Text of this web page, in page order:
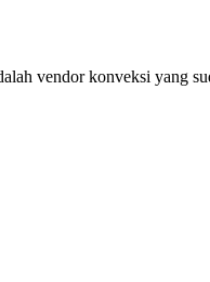
vendor konveksi yang